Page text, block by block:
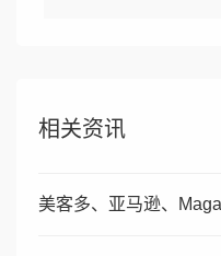
相关资讯